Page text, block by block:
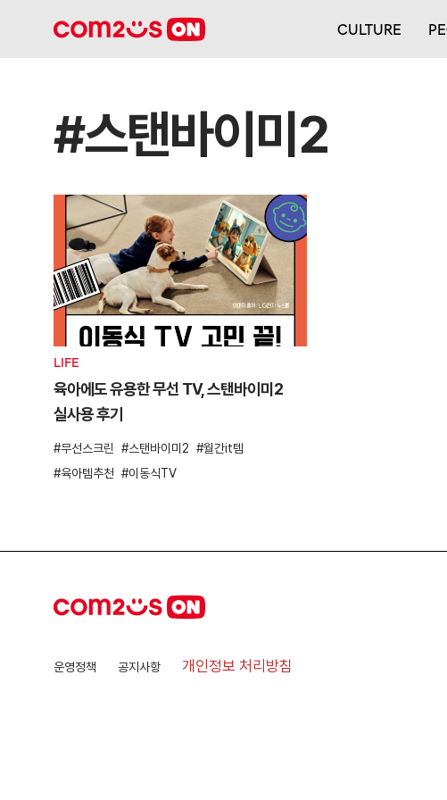
CULTURE
#스탠바이미2
LIFE
육아에도 유용한 무선 TV, 스탠바이미2
실사용 후기
무선스크린 스탠바이미2
월간it템
육아템추천
이동식TV
운영정책 공지사항 개인정보 처리방침